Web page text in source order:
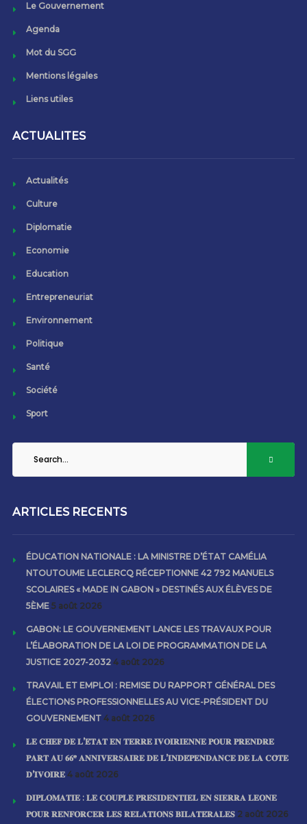
Le Gouvernement
Agenda
Mot du SGG
Mentions légales
Liens utiles
ACTUALITES
Actualités
Culture
Diplomatie
Economie
Education
Entrepreneuriat
Environnement
Politique
Santé
Société
Sport
ARTICLES RECENTS
ÉDUCATION NATIONALE : LA MINISTRE D’ÉTAT CAMÉLIA
NTOUTOUME LECLERCQ RÉCEPTIONNE 42 792 MANUELS
SCOLAIRES « MADE IN GABON » DESTINÉS AUX ÉLÈVES DE
5ÈME 5 août 2026
GABON: LE GOUVERNEMENT LANCE LES TRAVAUX POUR
L’ÉLABORATION DE LA LOI DE PROGRAMMATION DE LA
JUSTICE 2027-2032 4 août 2026
TRAVAIL ET EMPLOI : REMISE DU RAPPORT GÉNÉRAL DES
ÉLECTIONS PROFESSIONNELLES AU VICE-PRÉSIDENT DU
GOUVERNEMENT 4 août 2026
𝐋𝐄 𝐂𝐇𝐄𝐅 𝐃𝐄 𝐋’𝐄́𝐓𝐀𝐓 𝐄𝐍 𝐓𝐄𝐑𝐑𝐄 𝐈𝐕𝐎𝐈𝐑𝐈𝐄𝐍𝐍𝐄 𝐏𝐎𝐔𝐑 𝐏𝐑𝐄𝐍𝐃𝐑𝐄
𝐏𝐀𝐑𝐓 𝐀𝐔 𝟔𝟔ᵉ 𝐀𝐍𝐍𝐈𝐕𝐄𝐑𝐒𝐀𝐈𝐑𝐄 𝐃𝐄 𝐋’𝐈𝐍𝐃𝐄́𝐏𝐄𝐍𝐃𝐀𝐍𝐂𝐄 𝐃𝐄 𝐋𝐀 𝐂𝐎̂𝐓𝐄
𝐃’𝐈𝐕𝐎𝐈𝐑𝐄 4 août 2026
𝐃𝐈𝐏𝐋𝐎𝐌𝐀𝐓𝐈𝐄 : 𝐋𝐄 𝐂𝐎𝐔𝐏𝐋𝐄 𝐏𝐑𝐄́𝐒𝐈𝐃𝐄𝐍𝐓𝐈𝐄𝐋 𝐄𝐍 𝐒𝐈𝐄𝐑𝐑𝐀 𝐋𝐄𝐎𝐍𝐄
𝐏𝐎𝐔𝐑 𝐑𝐄𝐍𝐅𝐎𝐑𝐂𝐄𝐑 𝐋𝐄𝐒 𝐑𝐄𝐋𝐀𝐓𝐈𝐎𝐍𝐒 𝐁𝐈𝐋𝐀𝐓𝐄́𝐑𝐀𝐋𝐄𝐒 2 août 2026